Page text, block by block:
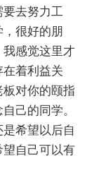
去努力工
很好的朋
感觉这里才
着利益关
对你的颐指
己的同学。
希望以后自
自己可以有